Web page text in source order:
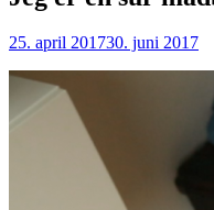
25. april 201730. juni 2017